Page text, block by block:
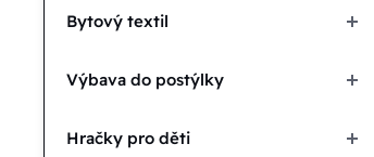
Bytový textil
Výbava do postýlky
Hračky pro děti